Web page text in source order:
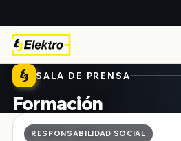
SALA DE PRENSA
Formación
Formación
RESPONSABILIDAD SOCIAL
6 · MAYO · 2026